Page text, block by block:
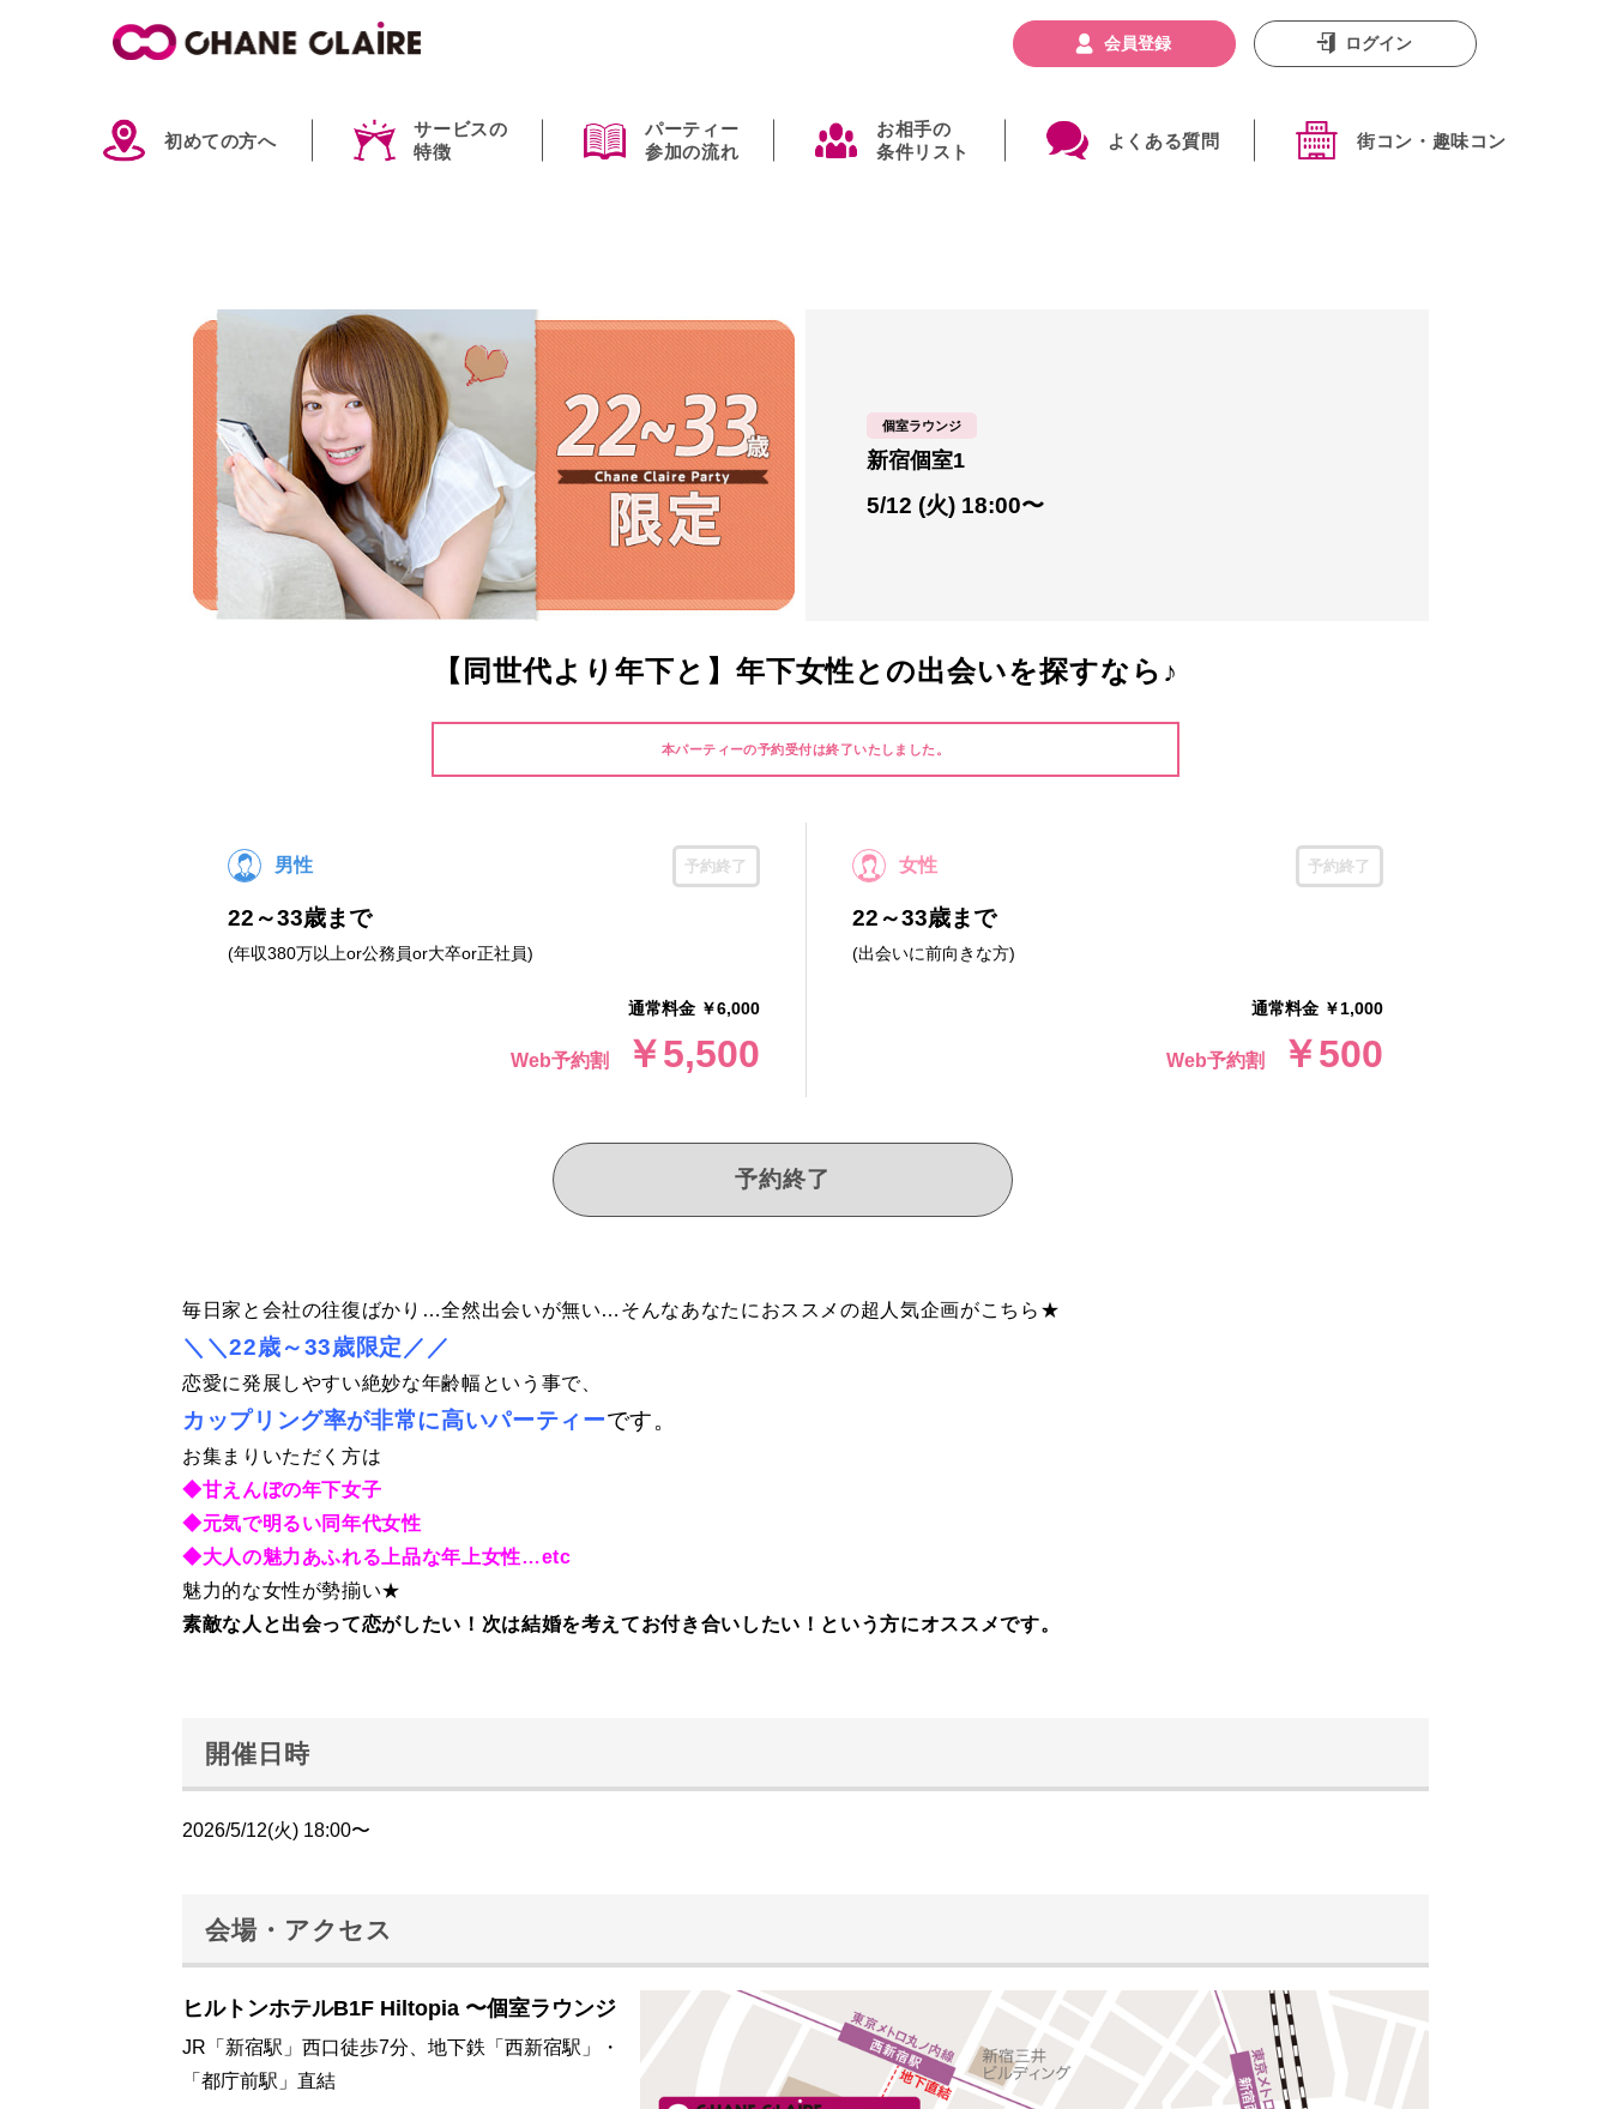
初めての方へ
サービスの
特徴
パーティー
参加の流れ
お相手の
条件リスト
よくある質問 街コン・趣味コン
会員登録 ログイン
5/12 (火) 18:00〜
個室ラウンジ
新宿個室1
【同世代より年下と】年下女性との出会いを探すなら♪
本パーティーの予約受付は終了いたしました。
男性 予約終了
22～33歳まで
(年収380万以上or公務員or大卒or正社員)
通常料金 ￥6,000
Web予約割 ￥5,500
女性 予約終了
22～33歳まで
(出会いに前向きな方)
通常料金 ￥1,000
Web予約割 ￥500
予約終了
毎日家と会社の往復ばかり…全然出会いが無い…そんなあなたにおススメの超人気企画がこちら★
＼＼22歳～33歳限定／／
恋愛に発展しやすい絶妙な年齢幅という事で、
カップリング率が非常に高いパーティーです。
お集まりいただく方は
◆甘えんぼの年下女子
◆元気で明るい同年代女性
◆大人の魅力あふれる上品な年上女性…etc
魅力的な女性が勢揃い★
素敵な人と出会って恋がしたい！次は結婚を考えてお付き合いしたい！という方にオススメです。
開催日時
2026/5/12(火) 18:00〜
会場・アクセス
ヒルトンホテルB1F Hiltopia 〜個室ラウンジ
JR「新宿駅」西口徒歩7分、地下鉄「西新宿駅」・
「都庁前駅」直結